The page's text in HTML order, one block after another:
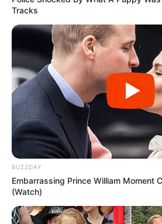
Tracks
BUZZDAY
Embarrassing Prince William Moment
(Watch)